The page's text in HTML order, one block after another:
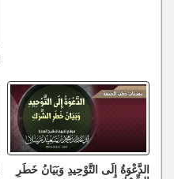
الدَّعْوَةُ إِلَى التَّوْحِيدِ وَبَيَانُ خَطَرِ